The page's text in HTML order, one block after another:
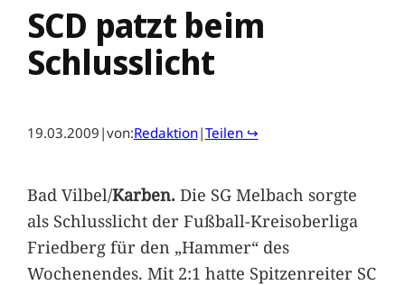
SCD patzt beim
Schlusslicht
19.03.2009 |von:Redaktion|Teilen ↪
Bad Vilbel/Karben.Die SG Melbach sorgte
als Schlusslicht der Fußball-Kreisoberliga
Friedberg für den „Hammer“ des
Wochenendes. Mit 2:1 hatte Spitzenreiter SC